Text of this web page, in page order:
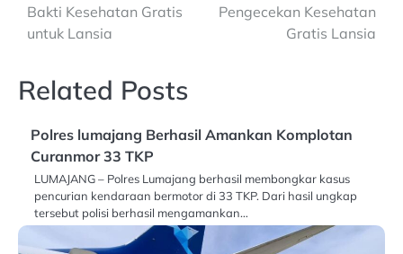
Bakti Kesehatan Gratis
untuk Lansia
Pengecekan Kesehatan
Gratis Lansia
Related Posts
Polres lumajang Berhasil Amankan Komplotan
Curanmor 33 TKP
LUMAJANG – Polres Lumajang berhasil membongkar kasus
pencurian kendaraan bermotor di 33 TKP. Dari hasil ungkap
tersebut polisi berhasil mengamankan…